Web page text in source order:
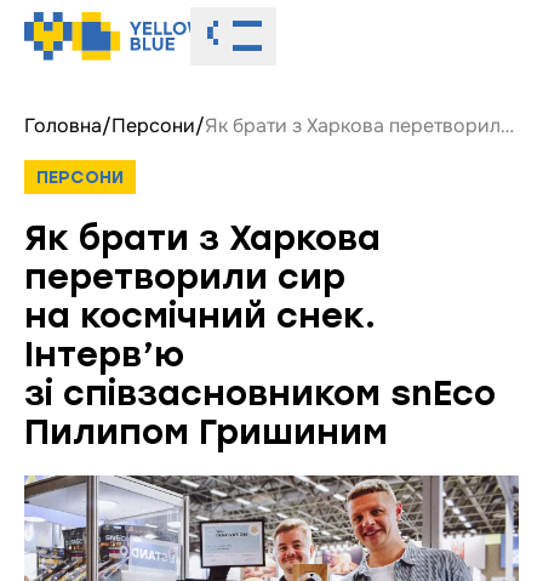
Toggle menu
Головна/Персони/ Як брати з Харкова перетворили сир на космічний снек. Інтерв’ю зі співзасновником snEco Пилипом Гришиним
ПЕРСОНИ
Як брати з Харкова
перетворили сир
на космічний снек.
Інтерв’ю
зі співзасновником snEco
Пилипом Гришиним